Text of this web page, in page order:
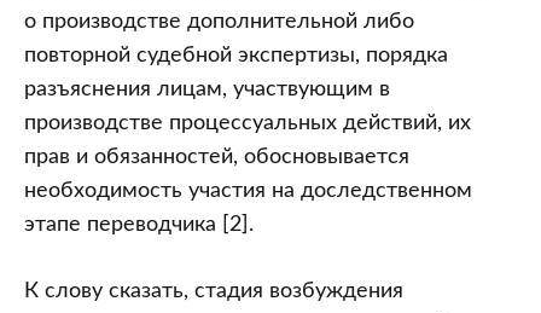
о производстве дополнительной либо
повторной судебной экспертизы, порядка
разъяснения лицам, участвующим в
производстве процессуальных действий, их
прав и обязанностей, обосновывается
необходимость участия на доследственном
этапе переводчика [2].
К слову сказать, стадия возбуждения